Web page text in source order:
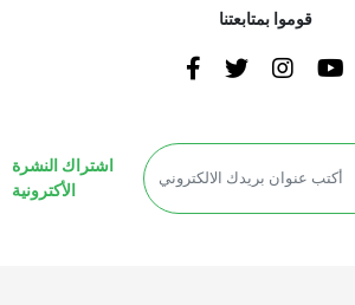
قوموا بمتابعتنا
اشتراك النشرة
الأكترونية